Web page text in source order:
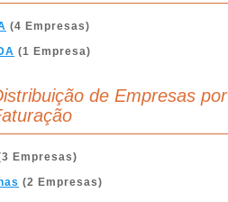
(4 Empresas)
(1 Empresa)
de Empresas por
Empresas)
(2 Empresas)